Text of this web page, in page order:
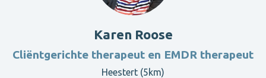
Karen Roose
Cliëntgerichte therapeut en EMDR therapeut
Heestert (5km)